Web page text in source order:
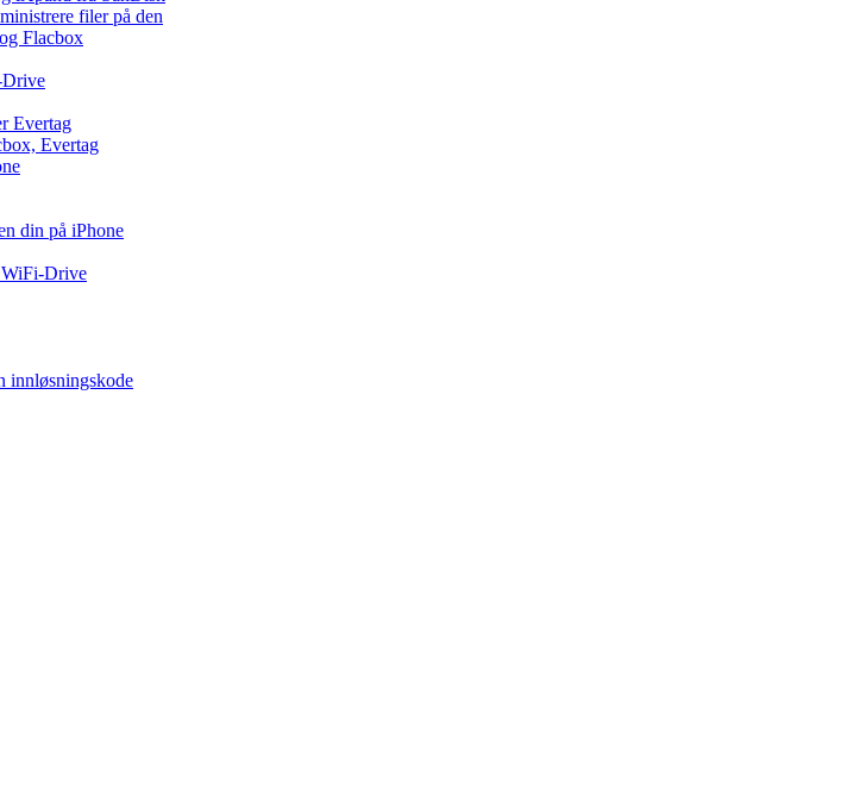
filer på den
Flacbox
Drive
Evertag
Evertag
din på iPhone
WiFi-Drive
innløsningskode